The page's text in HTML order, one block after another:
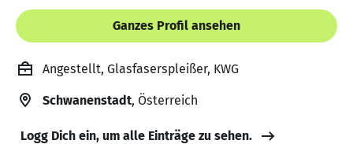
Ganzes Profil ansehen
Angestellt, Glasfaserspleißer, KWG
Schwanenstadt, Österreich
Logg Dich ein, um alle Einträge zu sehen.